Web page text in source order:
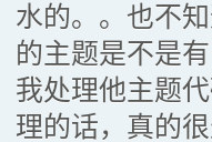
水的。。也不
的主题是不是
我处理他主题
理的话，真的